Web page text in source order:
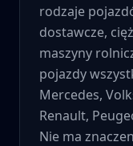
rodzaje
dostawcze,
maszyny
pojazdy
Mercedes,
Renault,
Nie ma